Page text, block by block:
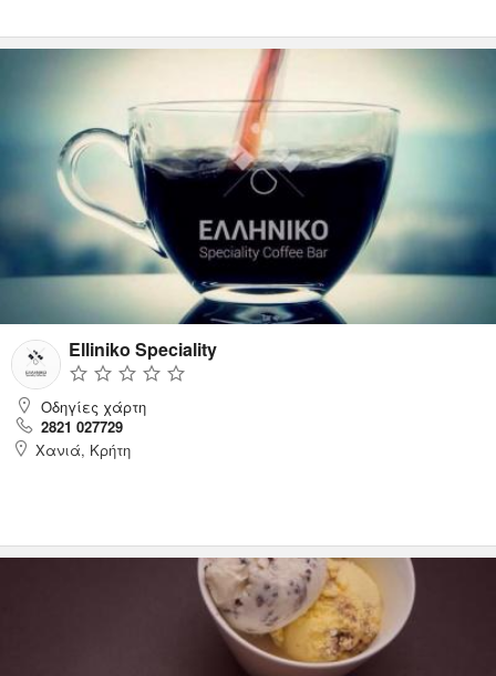
Elliniko Speciality
Οδηγίες χάρτη
2821 027729
Χανιά, Κρήτη